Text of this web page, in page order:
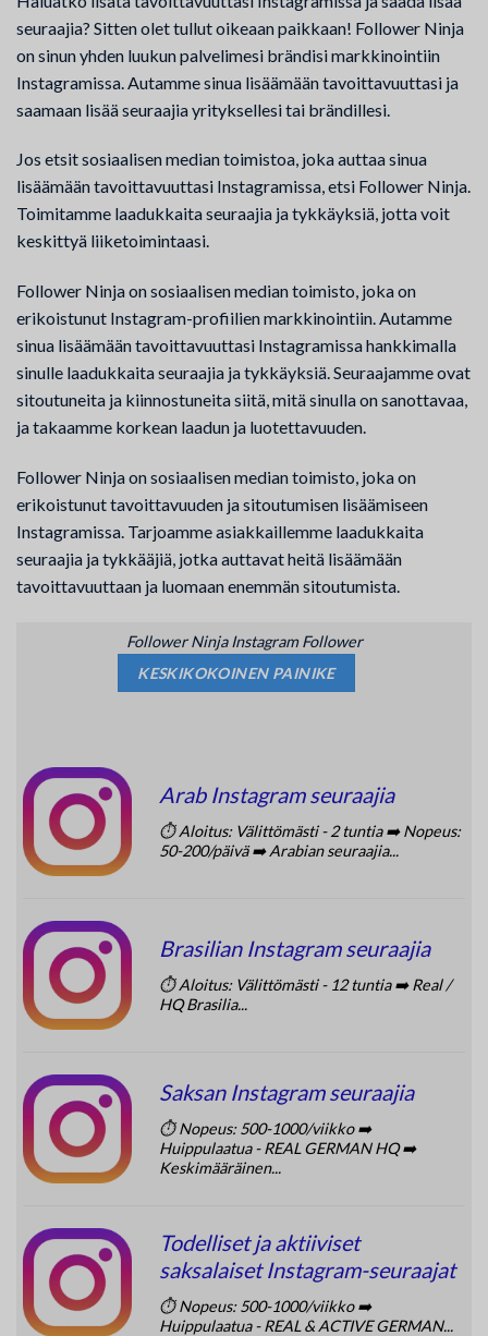
seuraajia? Sitten olet tullut oikeaan paikkaan! Follower Ninja
on sinun yhden luukun palvelimesi brändisi markkinointiin
Instagramissa. Autamme sinua lisäämään tavoittavuuttasi ja
saamaan lisää seuraajia yrityksellesi tai brändillesi.
Jos etsit sosiaalisen median toimistoa, joka auttaa sinua
lisäämään tavoittavuuttasi Instagramissa, etsi Follower Ninja.
Toimitamme laadukkaita seuraajia ja tykkäyksiä, jotta voit
keskittyä liiketoimintaasi.
Follower Ninja on sosiaalisen median toimisto, joka on
erikoistunut Instagram-profiilien markkinointiin. Autamme
sinua lisäämään tavoittavuuttasi Instagramissa hankkimalla
sinulle laadukkaita seuraajia ja tykkäyksiä. Seuraajamme ovat
sitoutuneita ja kiinnostuneita siitä, mitä sinulla on sanottavaa,
ja takaamme korkean laadun ja luotettavuuden.
Follower Ninja on sosiaalisen median toimisto, joka on
erikoistunut tavoittavuuden ja sitoutumisen lisäämiseen
Instagramissa. Tarjoamme asiakkaillemme laadukkaita
seuraajia ja tykkääjiä, jotka auttavat heitä lisäämään
tavoittavuuttaan ja luomaan enemmän sitoutumista.
Follower Ninja Instagram Follower
KESKIKOKOINEN PAINIKE
Arab Instagram seuraajia
⏱️ Aloitus: Välittömästi - 2 tuntia ➡️ Nopeus:
50-200/päivä ➡️ Arabian seuraajia...
Brasilian Instagram seuraajia
⏱️ Aloitus: Välittömästi - 12 tuntia ➡️ Real /
HQ Brasilia...
Saksan Instagram seuraajia
⏱️ Nopeus: 500-1000/viikko ➡️
Huippulaatua - REAL GERMAN HQ ➡️
Keskimääräinen...
Todelliset ja aktiiviset
saksalaiset Instagram-seuraajat
⏱️ Nopeus: 500-1000/viikko ➡️
Huippulaatua - REAL & ACTIVE GERMAN...